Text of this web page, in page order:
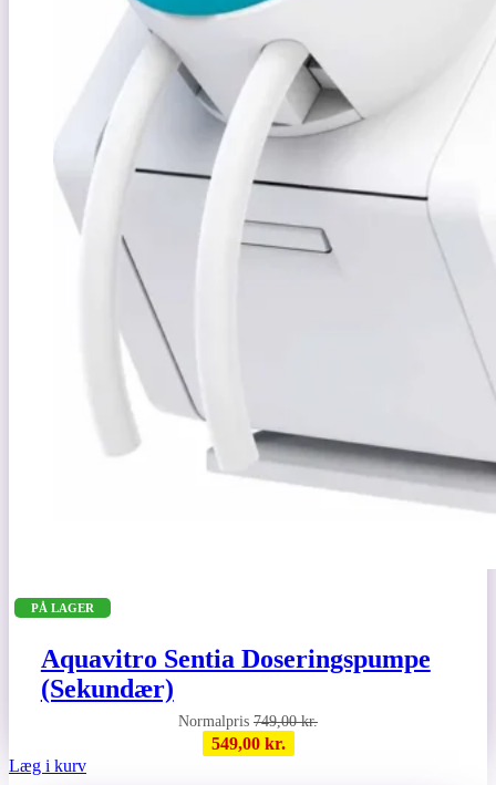
PÅ LAGER
Aquavitro Sentia Doseringspumpe
(Sekundær)
749,00kr.
549,00 kr.
Læg i kurv